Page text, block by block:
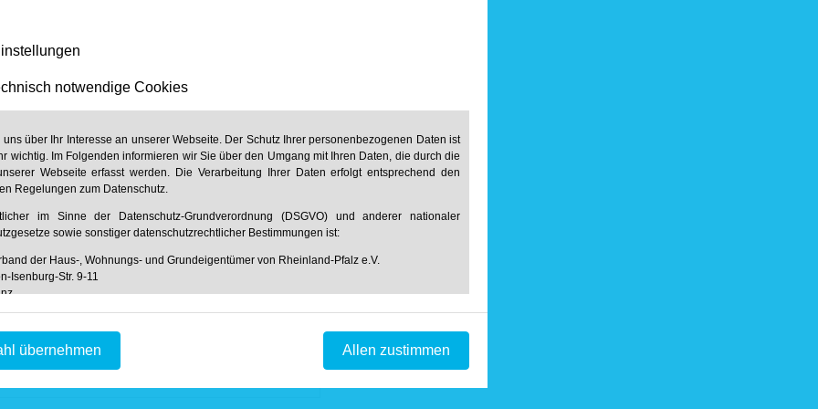
privater Vermieter
notwendige Cookies
uns über Ihr Interesse an unserer Webseite. Der Schutz Ihrer personenbezogenen Daten ist
wichtig. Im Folgenden informieren wir Sie über den Umgang mit Ihren Daten, die durch die
Webseite erfasst werden. Die Verarbeitung Ihrer Daten erfolgt entsprechend den
Regelungen zum Datenschutz.
im Sinne der Datenschutz-Grundverordnung (DSGVO) und anderer nationaler
sowie sonstiger datenschutzrechtlicher Bestimmungen ist:
der Haus-, Wohnungs- und Grundeigentümer von Rheinland-Pfalz e.V.
Isenburg-Str. 9-11
rlp.de
der Webseite und Speicherung in Logfiles
übernehmen Allen zustimmen